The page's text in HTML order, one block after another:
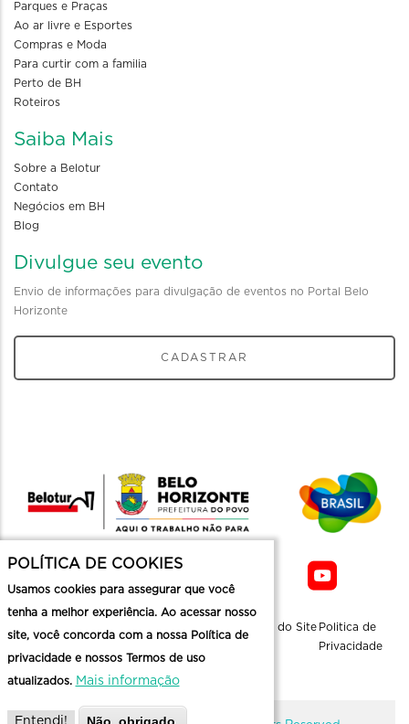
Parques e Praças
Ao ar livre e Esportes
Compras e Moda
Para curtir com a familia
Perto de BH
Roteiros
Saiba Mais
Sobre a Belotur
Contato
Negócios em BH
Blog
Divulgue seu evento
Envio de informações para divulgação de eventos no Portal Belo
Horizonte
CADASTRAR
Mapa do Site Politica de
Privacidade
POLÍTICA DE COOKIES
Usamos cookies para assegurar que você
tenha a melhor experiência. Ao acessar nosso
site, você concorda com a nossa Política de
privacidade e nossos Termos de uso
atualizados. Mais informação
Entendi!